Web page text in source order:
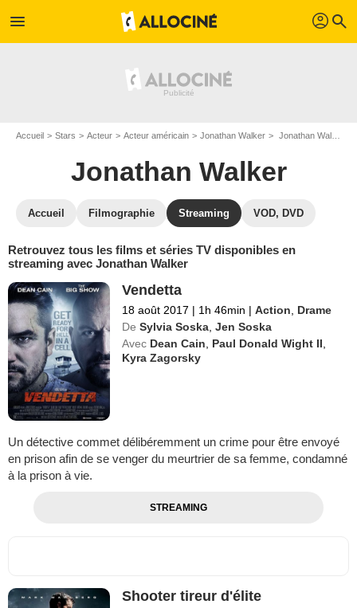
menu profil search
Accueil Stars Acteur Acteur américain Jonathan Walker Jonathan Walker : Films et séries online
Jonathan Walker
Accueil Filmographie Streaming VOD, DVD
Retrouvez tous les films et séries TV disponibles en
streaming avec Jonathan Walker
Vendetta
18 août 2017 | 1h 46min | Action
Drame
De Sylvia Soska ,Jen Soska
Avec Dean Cain Paul Donald Wight II
Kyra Zagorsky
Un détective commet délibéremment un crime pour être envoyé
en prison afin de se venger du meurtrier de sa femme, condamné
à la prison à vie.
STREAMING
Shooter tireur d'élite